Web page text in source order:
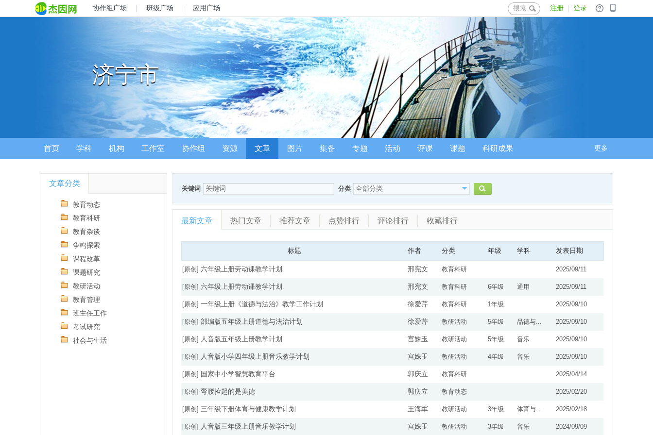
注册 登录
搜索
协作组广场 班级广场 应用广场
济宁市
首页 学科 机构 工作室 协作组 资源 文章 图片 集备 专题 活动 评课 课题 科研成果 更多
文章分类
教育动态
教育科研
教育杂谈
争鸣探索
课程改革
课题研究
教研活动
教育管理
班主任工作
考试研究
社会与生活
关键词 分类
最新文章 热门文章 推荐文章 点赞排行 评论排行 收藏排行
标题 作者 分类 年级 学科 发表日期
[原创] 六年级上册劳动课教学计划. 邢宪文 教育科研 2025/09/11
[原创] 六年级上册劳动课教学计划. 邢宪文 教育科研 6年级 通用 2025/09/11
[原创] 一年级上册《道德与法治》教学工作计划 徐爱芹 教育科研 1年级 2025/09/10
[原创] 部编版五年级上册道德与法治计划 徐爱芹 教研活动 5年级 品德与... 2025/09/10
[原创] 人音版五年级上册教学计划 宫姝玉 教研活动 5年级 音乐 2025/09/10
[原创] 人音版小学四年级上册音乐教学计划 宫姝玉 教研活动 4年级 音乐 2025/09/10
[原创] 国家中小学智慧教育平台 郭庆立 教育科研 2025/04/14
[原创] 弯腰捡起的是美德 郭庆立 教育动态 2025/02/20
[原创] 三年级下册体育与健康教学计划 王海军 教研活动 3年级 体育与... 2025/02/18
[原创] 人音版三年级上册音乐教学计划 宫姝玉 教研活动 3年级 音乐 2024/09/09